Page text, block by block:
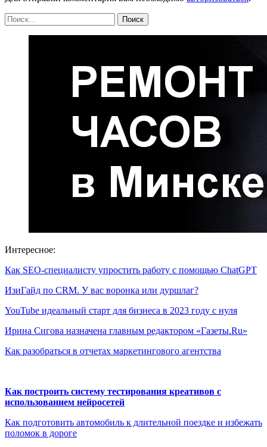
Интересное:
Как SEO-специалисту упростить работу с помощью ChatGPT
ИзиГайд по CRM. У вас воронка или дуршлаг?
YouTube идеальный старт для бизнеса в 2023 году с нуля
Ирина Сигова назначена главным редактором «Газеты.Ru»
Как разобраться в отчетах маркетингового агентства
Как построить систему тестирования креативов с
использованием нейросетей
Как подготовить автомобиль к длительной поездке и избежать
поломок в дороге